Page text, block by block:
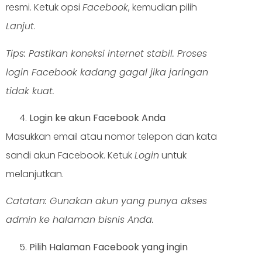
resmi. Ketuk opsi Facebook, kemudian pilih
Lanjut.
Tips: Pastikan koneksi internet stabil. Proses
login Facebook kadang gagal jika jaringan
tidak kuat.
Login ke akun Facebook Anda
Masukkan email atau nomor telepon dan kata
sandi akun Facebook. KetukLogin untuk
melanjutkan.
Catatan: Gunakan akun yang punya akses
admin ke halaman bisnis Anda.
Pilih Halaman Facebook yang ingin